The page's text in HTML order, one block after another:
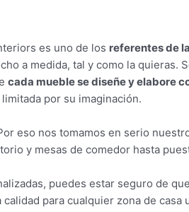
es uno de los referentes de
a medida, tal y como la quieras.
cada mueble se diseñe y elabore
por su imaginación.
eso nos tomamos en serio
y mesas de comedor hasta
puedes estar seguro de que
para cualquier zona de